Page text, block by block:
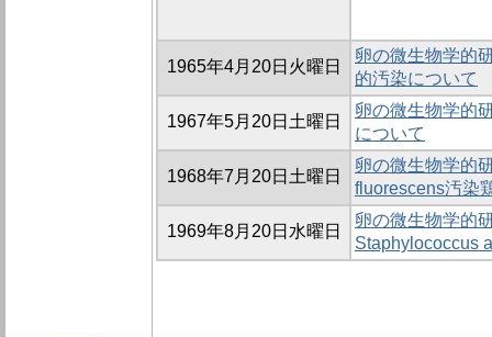
1965年4月20日火曜日
卵の微生物学的
的汚染について
1967年5月20日土曜日
卵の微生物学的
について
1968年7月20日土曜日
卵の微生物学的
fluorescens汚染
1969年8月20日水曜日
卵の微生物学的
Staphylococcus